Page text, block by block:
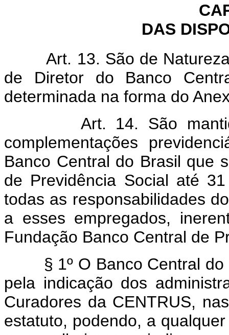
DAS
Art. 13. São de Natureza
de Diretor do Banco
determinada na forma do
Art. 14. São mantidas
complementações
Banco Central do Brasil que
de Previdência Social até
todas as responsabilidades
a esses empregados,
Fundação Banco Central de
§ 1º O Banco Central do
pela indicação dos
Curadores da CENTRUS,
estatuto, podendo, a